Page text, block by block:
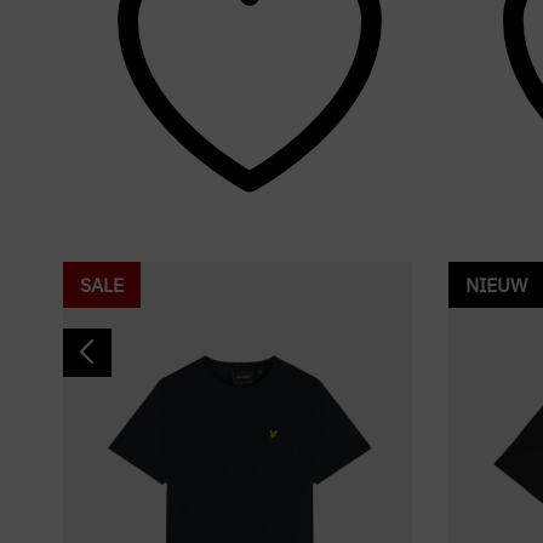
SALE NIEUW